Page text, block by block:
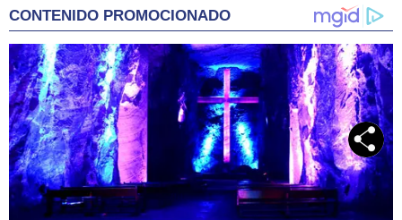
CONTENIDO PROMOCIONADO